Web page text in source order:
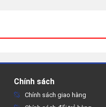
Chính sách
Chính sách giao hàng